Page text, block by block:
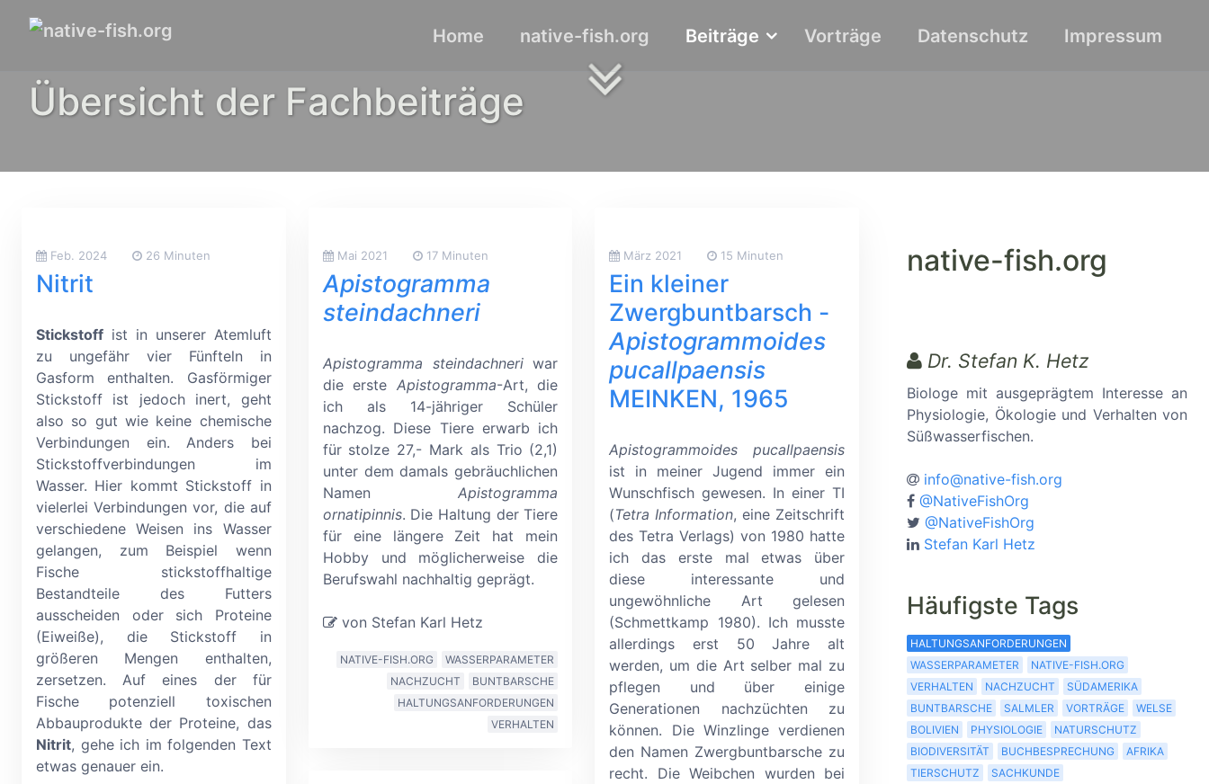
Home native-fish.org Beiträge Vorträge Datenschutz Impressum
Übersicht der Fachbeiträge
Feb. 2024 26 Minuten
Nitrit
Stickstoff ist in unserer Atemluft
zu ungefähr vier Fünfteln in
Gasform enthalten. Gasförmiger
Stickstoff ist jedoch inert, geht
also so gut wie keine chemische
Verbindungen ein. Anders bei
Stickstoffverbindungen im
Wasser. Hier kommt Stickstoff in
vielerlei Verbindungen vor, die auf
verschiedene Weisen ins Wasser
gelangen, zum Beispiel wenn
Fische stickstoffhaltige
Bestandteile des Futters
ausscheiden oder sich Proteine
(Eiweiße), die Stickstoff in
größeren Mengen enthalten,
zersetzen. Auf eines der für
Fische potenziell toxischen
Abbauprodukte der Proteine, das
Nitrit, gehe ich im folgenden Text
etwas genauer ein.
Mai 2021 17 Minuten
Apistogramma
steindachneri
Apistogramma steindachneriwar
die erste Apistogramma-Art, die
ich als 14-jähriger Schüler
nachzog. Diese Tiere erwarb ich
für stolze 27,- Mark als Trio (2,1)
unter dem damals gebräuchlichen
NamenApistogramma
ornatipinnis. Die Haltung der Tiere
für eine längere Zeit hat mein
Hobby und möglicherweise die
Berufswahl nachhaltig geprägt.
von Stefan Karl Hetz
NATIVE-FISH.ORG
WASSERPARAMETER
NACHZUCHT
BUNTBARSCHE
HALTUNGSANFORDERUNGEN
VERHALTEN
März 2021 15 Minuten
Ein kleiner
Zwergbuntbarsch -
Apistogrammoides
pucallpaensis
MEINKEN, 1965
Apistogrammoides pucallpaensis
ist in meiner Jugend immer ein
Wunschfisch gewesen. In einer TI
(Tetra Information, eine Zeitschrift
des Tetra Verlags) von 1980 hatte
ich das erste mal etwas über
diese interessante und
ungewöhnliche Art gelesen
(Schmettkamp 1980). Ich musste
allerdings erst 50 Jahre alt
werden, um die Art selber mal zu
pflegen und über einige
Generationen nachzüchten zu
können. Die Winzlinge verdienen
den Namen Zwergbuntbarsche zu
recht. Die Weibchen wurden bei
native-fish.org
Dr. Stefan K. Hetz
Biologe mit ausgeprägtem Interesse an
Physiologie, Ökologie und Verhalten von
Süßwasserfischen.
info@native-fish.org
@NativeFishOrg
@NativeFishOrg
Stefan Karl Hetz
Häufigste Tags
HALTUNGSANFORDERUNGEN
WASSERPARAMETER
NATIVE-FISH.ORG
VERHALTEN
NACHZUCHT
SÜDAMERIKA
BUNTBARSCHE
SALMLER VORTRÄGE
WELSE
BOLIVIEN
PHYSIOLOGIE
NATURSCHUTZ
BIODIVERSITÄT
BUCHBESPRECHUNG
AFRIKA
TIERSCHUTZ
SACHKUNDE